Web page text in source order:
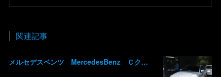
関連記事
メルセデスベンツ MercedesBenz Ｃクラス バッテリー サブバッテリー 交換 パナメリカーナグリル化 コマンドシステム SSD化 群馬 高崎